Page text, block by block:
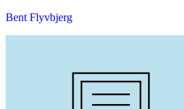
Bent Flyvbjerg